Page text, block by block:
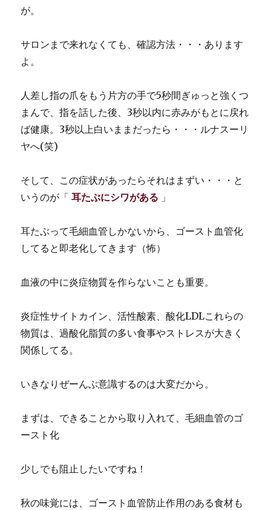
が。
サロンまで来れなくても、確認方法・・・あります
よ。
人差し指の爪をもう片方の手で5秒間ぎゅっと強くつ
まんで、指を話した後、3秒以内に赤みがもとに戻れ
ば健康。3秒以上白いままだったら・・・ルナスーリ
ヤへ(笑)
そして、この症状があったらそれはまずい・・・と
いうのが「 耳たぶにシワがある 」
耳たぶって毛細血管しかないから、ゴースト血管化
してると即老化してきます（怖）
血液の中に炎症物質を作らないことも重要。
炎症性サイトカイン、活性酸素、酸化LDLこれらの
物質は、過酸化脂質の多い食事やストレスが大きく
関係してる。
いきなりぜーんぶ意識するのは大変だから。
まずは、できることから取り入れて、毛細血管のゴ
ースト化
少しでも阻止したいですね！
秋の味覚には、ゴースト血管防止作用のある食材も